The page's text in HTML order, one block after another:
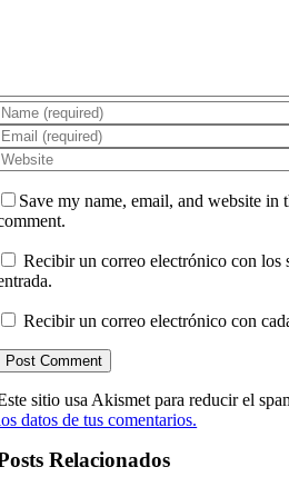
Save my name, email, and website
Recibir un correo electrónico con los
Recibir un correo electrónico con
sitio usa Akismet para reducir el
datos de tus comentarios.
Relacionados